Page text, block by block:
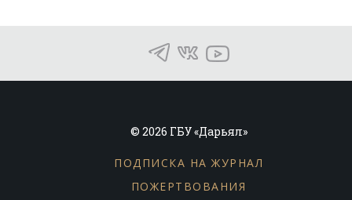
© 2026 ГБУ «Дарьял»
ПОДПИСКА НА ЖУРНАЛ
ПОЖЕРТВОВАНИЯ